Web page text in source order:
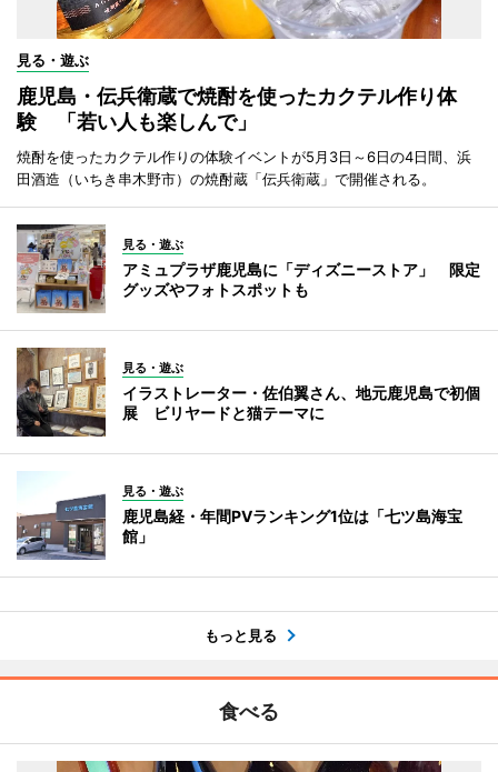
見る・遊ぶ
鹿児島・伝兵衛蔵で焼酎を使ったカクテル作り体
験 「若い人も楽しんで」
焼酎を使ったカクテル作りの体験イベントが5月3日～6日の4日間、浜
田酒造（いちき串木野市）の焼酎蔵「伝兵衛蔵」で開催される。
見る・遊ぶ
アミュプラザ鹿児島に「ディズニーストア」 限定
グッズやフォトスポットも
見る・遊ぶ
イラストレーター・佐伯翼さん、地元鹿児島で初個
展 ビリヤードと猫テーマに
見る・遊ぶ
鹿児島経・年間PVランキング1位は「七ツ島海宝
館」
もっと見る
食べる